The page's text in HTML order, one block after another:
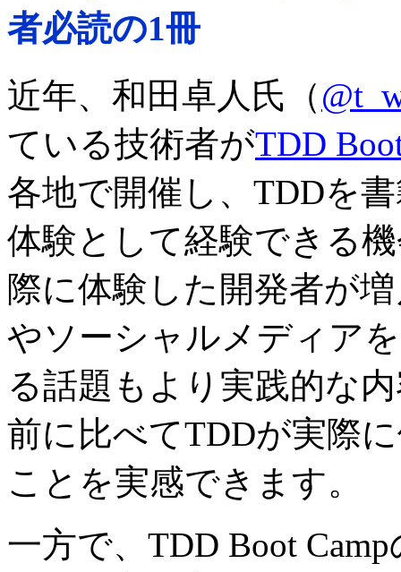
者必読の1冊
近年、和田卓人氏（
ている技術者がTDD
各地で開催し、TDDを
体験として経験できる
際に体験した開発者が
やソーシャルメディア
る話題もより実践的な
前に比べてTDDが実際
ことを実感できます。
一方で、TDD Boot